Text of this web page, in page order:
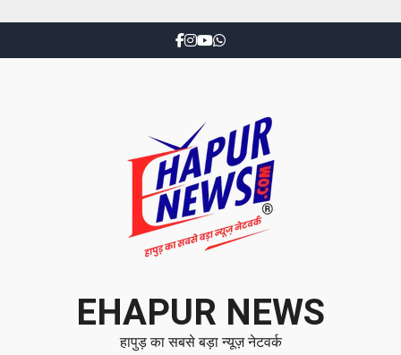
EHAPUR NEWS
हापुड़ का सबसे बड़ा न्यूज़ नेटवर्क